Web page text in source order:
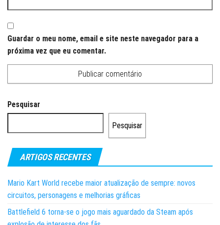
Guardar o meu nome, email e site neste navegador para a
próxima vez que eu comentar.
Pesquisar
Pesquisar
ARTIGOS RECENTES
Mario Kart World recebe maior atualização de sempre: novos
circuitos, personagens e melhorias gráficas
Battlefield 6 torna-se o jogo mais aguardado da Steam após